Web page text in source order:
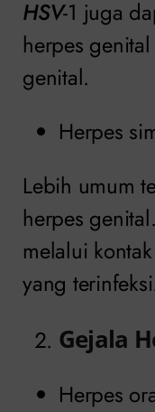
HSV-1 juga
herpes
genital.
Herpes
Lebih umum
herpes genital.
melalui
yang
Gejala
Herpes